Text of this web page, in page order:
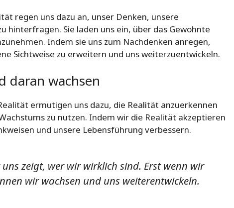
regen uns dazu an, unser Denken, unsere
hinterfragen. Sie laden uns ein, über das Gewohnte
Indem sie uns zum Nachdenken anregen,
Sichtweise zu erweitern und uns weiterzuentwickeln.
daran wachsen
ermutigen uns dazu, die Realität anzuerkennen
zu nutzen. Indem wir die Realität akzeptieren
und unsere Lebensführung verbessern.
zeigt, wer wir wirklich sind. Erst wenn wir
wir wachsen und uns weiterentwickeln.